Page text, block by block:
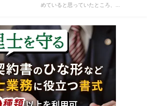
めていると思っていたところ、...